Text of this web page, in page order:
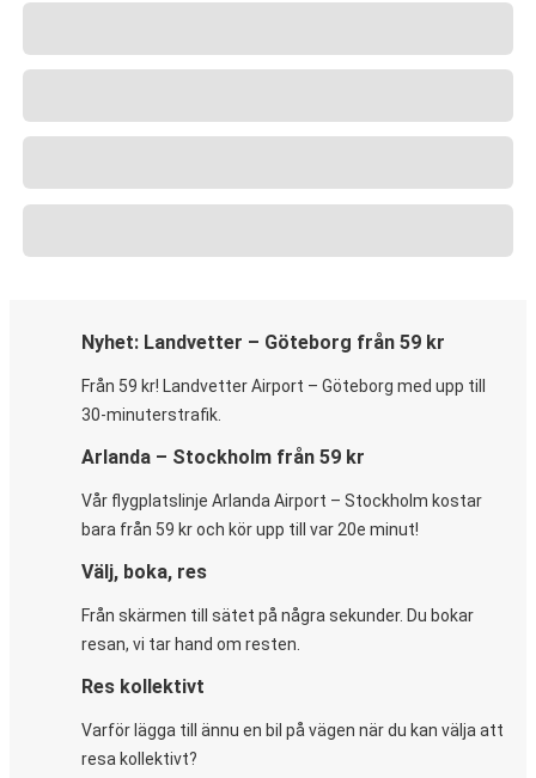
Nyhet: Landvetter – Göteborg från 59 kr
Från 59 kr! Landvetter Airport – Göteborg med upp till
30-minuterstrafik.
Arlanda – Stockholm från 59 kr
Vår flygplatslinje Arlanda Airport – Stockholm kostar
bara från 59 kr och kör upp till var 20e minut!
Välj, boka, res
Från skärmen till sätet på några sekunder. Du bokar
resan, vi tar hand om resten.
Res kollektivt
Varför lägga till ännu en bil på vägen när du kan välja att
resa kollektivt?